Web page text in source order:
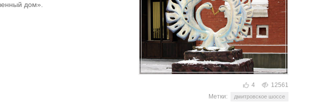
дом».
4
12561
Метки:
дмитровское шоссе